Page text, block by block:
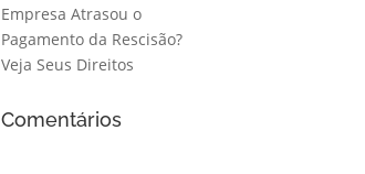
Empresa Atrasou o
Pagamento da Rescisão?
Veja Seus Direitos
Comentários